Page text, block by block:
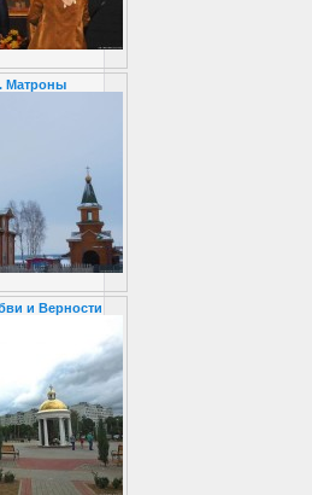
Матроны
и Верности